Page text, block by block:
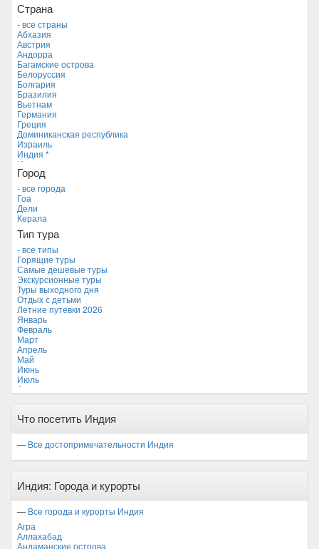
Страна
- все страны
Абхазия
Австрия
Андорра
Багамские острова
Белоруссия
Болгария
Бразилия
Вьетнам
Германия
Греция
Доминиканская республика
Израиль
Индия *
Индонезия
Иордания
Италия
Камбоджа
Кипр
Куба
Мальдивские острова
Мальта
Новая Зеландия
Объединенные Арабские Эмираты
Перу
Россия
Таиланд
Тунис
Турция
Финляндия
Франция
Хорватия
Черногория
Чехия
Город
- все города
Гоа
Дели
Керала
Тип тура
- все типы
Горящие туры
Самые дешевые туры
Экскурсионные туры
Туры выходного дня
Отдых с детьми
Летние путевки 2026
Январь
Февраль
Март
Апрель
Май
Июнь
Июль
Август
Ноябрь *
Что посетить Индия
— Все достопримечательности Индия
Индия: Города и курорты
— Все города и курорты Индия
Агра
Аллахабад
Андаманские острова